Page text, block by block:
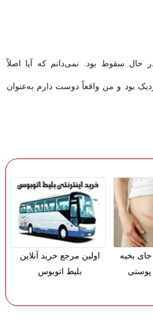
حال سقوط بود. نمی‌دانم که آیا اصلاً
بود و من واقعاً دوست دارم به‌عنوان
بخیه
پوستی
اولین مرجع خرید آنلاین
بلیط اتوبوس